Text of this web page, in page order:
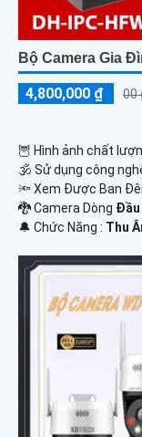
Bộ Camera Gia
4,800,000 ₫ 00
🦉 Hình ảnh chất
🕉️ Sử dụng công
🔦 Xem Được Ban
🐉️ Camera Dòng Đầu
️🔔 Chức Năng : Thu